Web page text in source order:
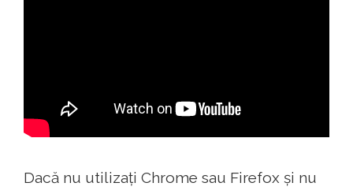
Dacă nu utilizați Chrome sau Firefox și nu